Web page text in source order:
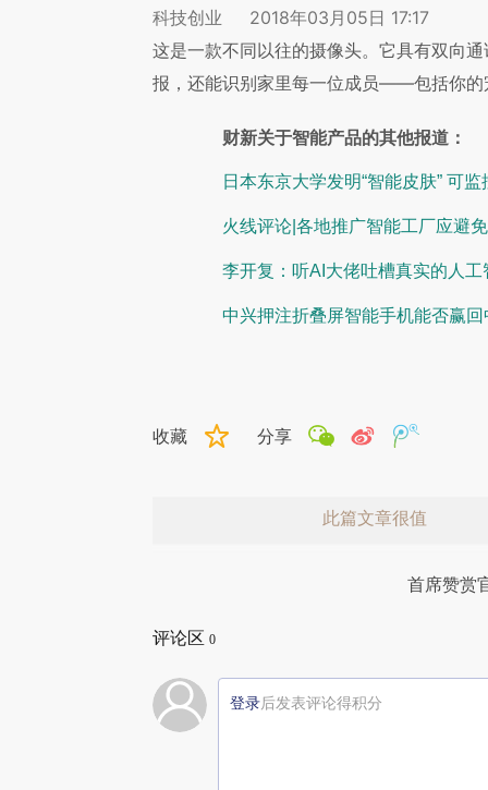
科技创业
2018年03月05日 17:17
这是一款不同以往的摄像头。它具有双向
报，还能识别家里每一位成员——包括你的
财新关于智能产品的其他报道：
日本东京大学发明“智能皮肤” 可
火线评论|各地推广智能工厂应避
李开复：听AI大佬吐槽真实的人工
中兴押注折叠屏智能手机能否赢
收藏 分享
此篇文章很值
首席赞赏
评论区 0
登录后发表评论得积分